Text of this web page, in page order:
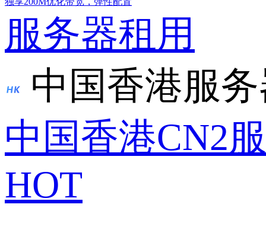
服务器租用
中国香港服
中国香港CN2
HOT